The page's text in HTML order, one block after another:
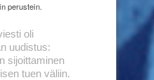
perustein.
oli
uudistus:
sijoittaminen
tuen väliin.